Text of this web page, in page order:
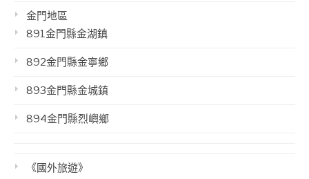
金門地區
891金門縣金湖鎮
892金門縣金寧鄉
893金門縣金城鎮
894金門縣烈嶼鄉
《國外旅遊》